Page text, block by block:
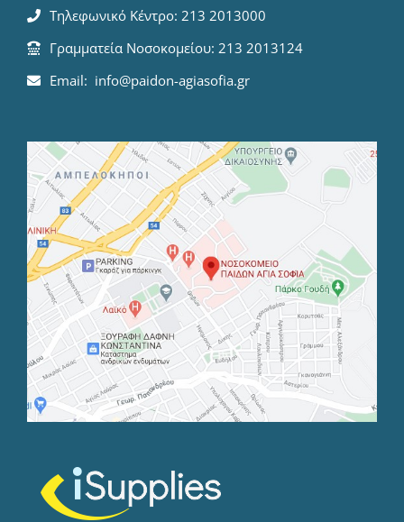
Τηλεφωνικό Κέντρο: 213 2013000
Γραμματεία Νοσοκομείου: 213 2013124
Email: info@paidon-agiasofia.gr